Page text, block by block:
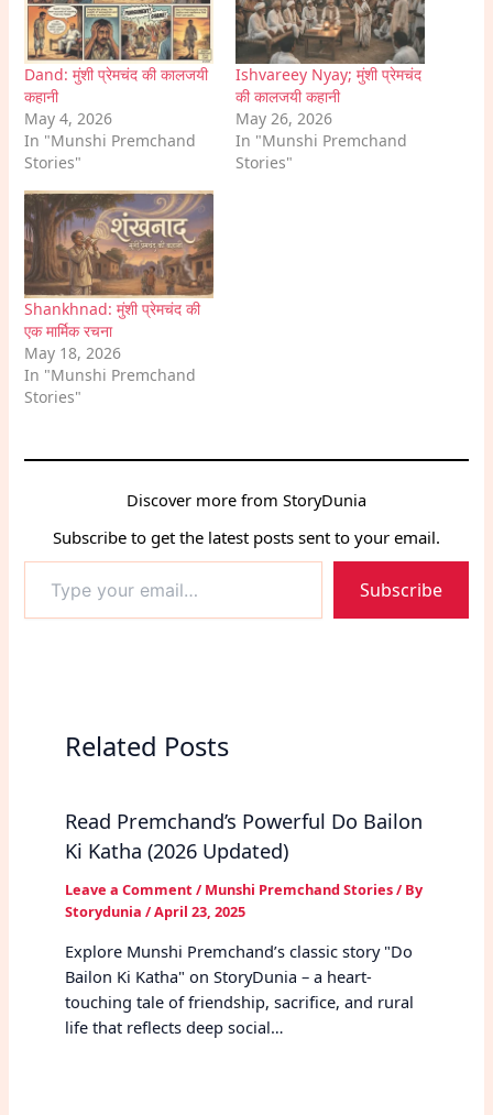
Dand: मुंशी प्रेमचंद की कालजयी
कहानी
May 4, 2026
In "Munshi Premchand
Stories"
Ishvareey Nyay; मुंशी प्रेमचंद
की कालजयी कहानी
May 26, 2026
In "Munshi Premchand
Stories"
Shankhnad: मुंशी प्रेमचंद की
एक मार्मिक रचना
May 18, 2026
In "Munshi Premchand
Stories"
Discover more from StoryDunia
Subscribe to get the latest posts sent to your email.
your
email…
Subscribe
Related Posts
Read Premchand’s Powerful Do Bailon
Ki Katha (2026 Updated)
Leave a Comment / Munshi Premchand Stories/ By
Storydunia /April 23, 2025
Explore Munshi Premchand’s classic story "Do
Bailon Ki Katha" on StoryDunia – a heart-
touching tale of friendship, sacrifice, and rural
life that reflects deep social…